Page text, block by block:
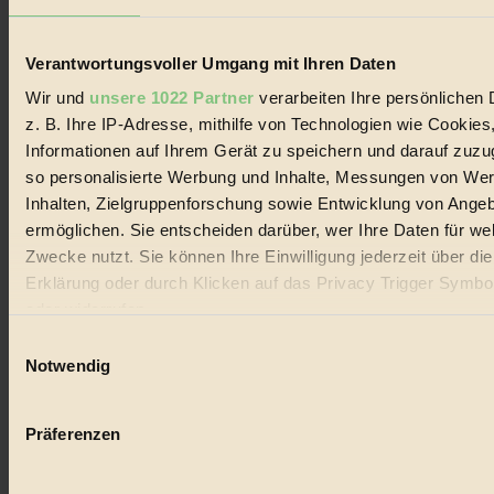
Verantwortungsvoller Umgang mit Ihren Daten
Wir und unsere 1022 Partner verarbeiten Ihre persönlichen
z. B. Ihre IP-Adresse, mithilfe von Technologien wie
Informationen auf Ihrem Gerät zu speichern und darauf
so personalisierte Werbung und Inhalte, Messungen von
Inhalten, Zielgruppenforschung sowie Entwicklung von
ermöglichen. Sie entscheiden darüber, wer Ihre Daten für
Zwecke nutzt. Sie können Ihre Einwilligung jederzeit über
Erklärung oder durch Klicken auf das Privacy Trigger
Wenn Sie es erlauben, würden wir auch gerne:
Ihr Gerät durch aktives Scannen nach bestimmten
Notwendig
Präferenzen
alternativer Energien.
Social Media
22.601 Fans auf Facebook
3.415 Follower auf Twitter
Themen
Bio